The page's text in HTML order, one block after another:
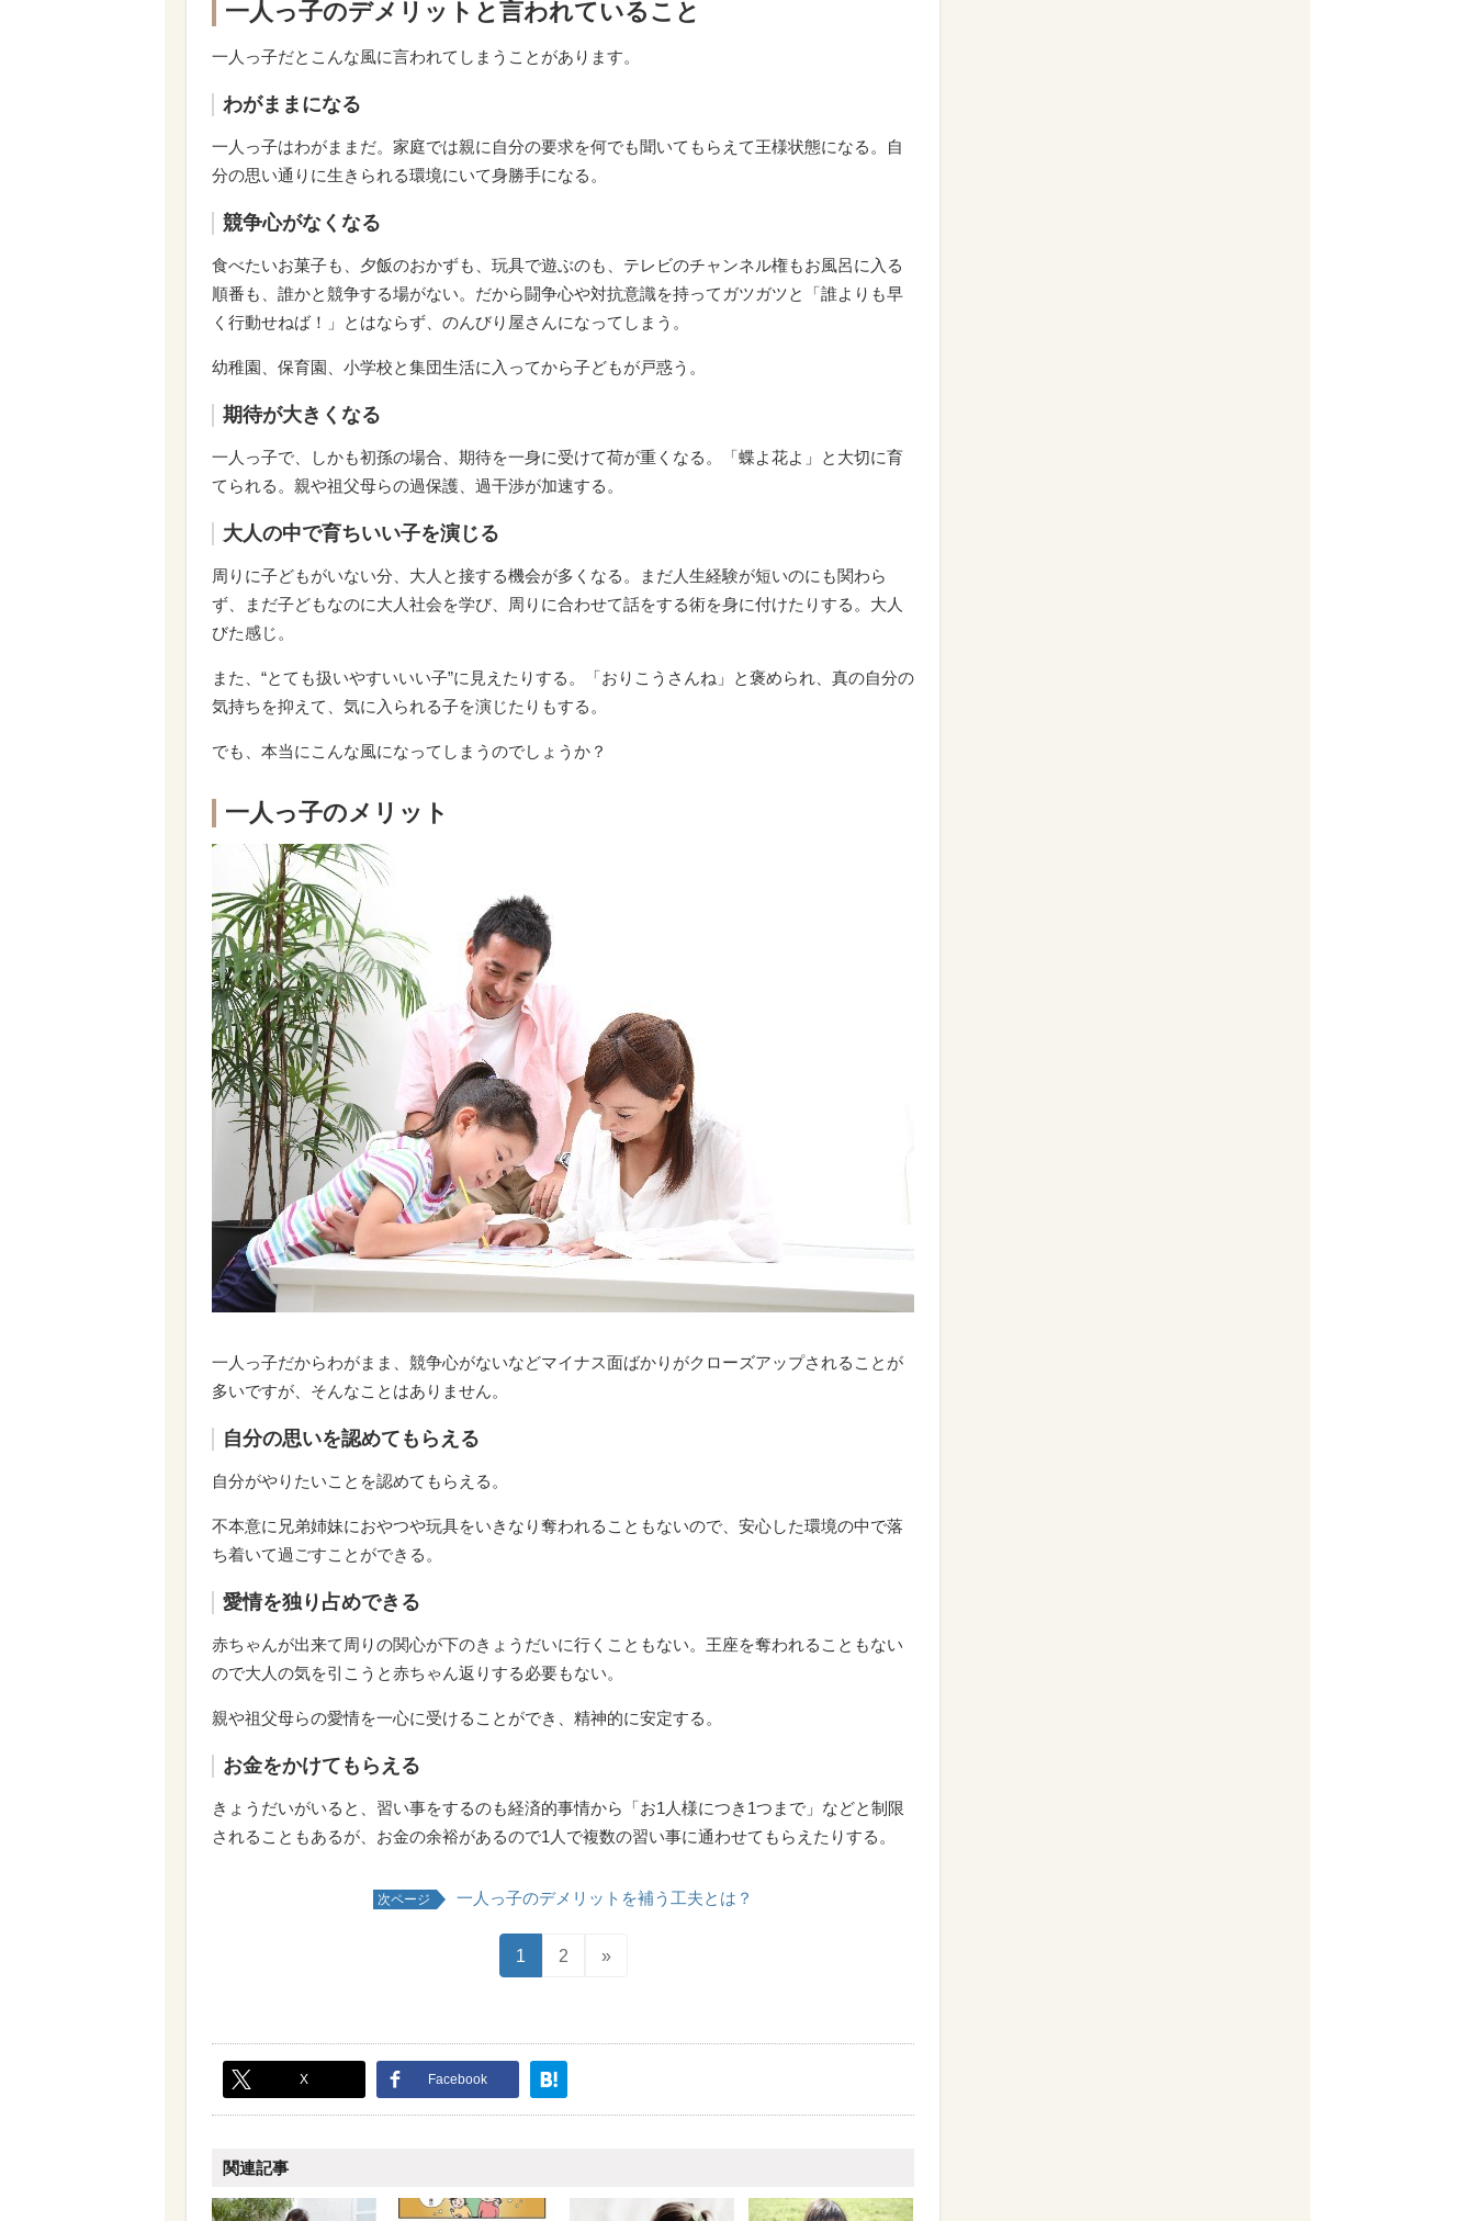
一人っ子のデメリットと言われていること
一人っ子だとこんな風に言われてしまうことがあります。
わがままになる
一人っ子はわがままだ。家庭では親に自分の要求を何でも聞いてもらえて王様状態になる。自
分の思い通りに生きられる環境にいて身勝手になる。
競争心がなくなる
食べたいお菓子も、夕飯のおかずも、玩具で遊ぶのも、テレビのチャンネル権もお風呂に入る
順番も、誰かと競争する場がない。だから闘争心や対抗意識を持ってガツガツと「誰よりも早
く行動せねば！」とはならず、のんびり屋さんになってしまう。
幼稚園、保育園、小学校と集団生活に入ってから子どもが戸惑う。
期待が大きくなる
一人っ子で、しかも初孫の場合、期待を一身に受けて荷が重くなる。「蝶よ花よ」と大切に育
てられる。親や祖父母らの過保護、過干渉が加速する。
大人の中で育ちいい子を演じる
周りに子どもがいない分、大人と接する機会が多くなる。まだ人生経験が短いのにも関わら
ず、まだ子どもなのに大人社会を学び、周りに合わせて話をする術を身に付けたりする。大人
びた感じ。
また、“とても扱いやすいいい子”に見えたりする。「おりこうさんね」と褒められ、真の自分の
気持ちを抑えて、気に入られる子を演じたりもする。
でも、本当にこんな風になってしまうのでしょうか？
一人っ子のメリット
一人っ子だからわがまま、競争心がないなどマイナス面ばかりがクローズアップされることが
多いですが、そんなことはありません。
自分の思いを認めてもらえる
自分がやりたいことを認めてもらえる。
不本意に兄弟姉妹におやつや玩具をいきなり奪われることもないので、安心した環境の中で落
ち着いて過ごすことができる。
愛情を独り占めできる
赤ちゃんが出来て周りの関心が下のきょうだいに行くこともない。王座を奪われることもない
ので大人の気を引こうと赤ちゃん返りする必要もない。
親や祖父母らの愛情を一心に受けることができ、精神的に安定する。
お金をかけてもらえる
きょうだいがいると、習い事をするのも経済的事情から「お1人様につき1つまで」などと制限
されることもあるが、お金の余裕があるので1人で複数の習い事に通わせてもらえたりする。
次ページ 一人っ子のデメリットを補う工夫とは？
1 2 »
X Facebook
関連記事